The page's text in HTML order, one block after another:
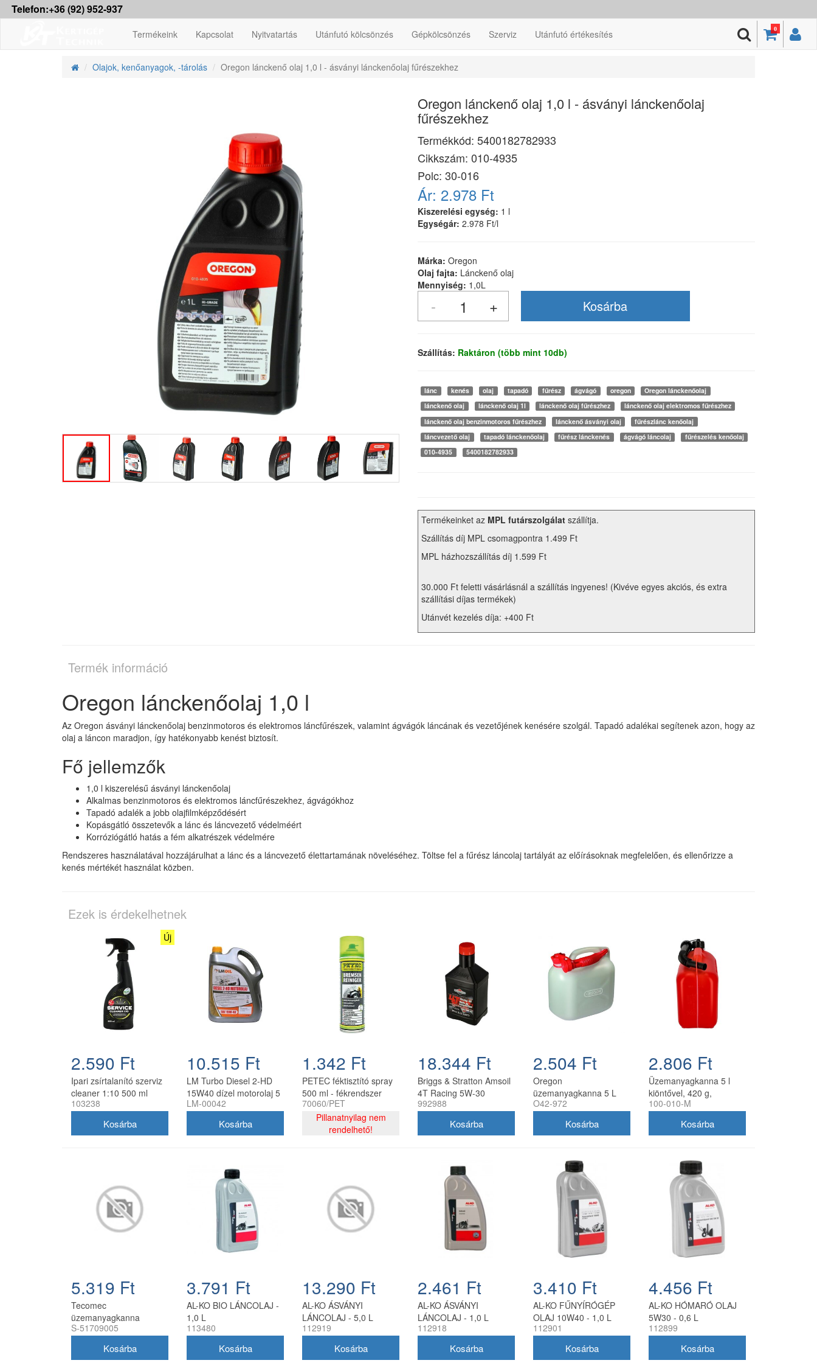
Telefon:+36 (92) 952-937
0
Termékeink Kapcsolat Nyitvatartás Utánfutó kölcsönzés Gépkölcsönzés Szerviz Utánfutó értékesítés
Olajok, kenőanyagok, -tárolás Oregon lánckenő olaj 1,0 l - ásványi lánckenőolaj fűrészekhez
Oregon lánckenő olaj 1,0 l - ásványi lánckenőolaj
fűrészekhez
Termékkód: 5400182782933
Cikkszám: 010-4935
Polc: 30-016
Ár: 2.978 Ft
Kiszerelési egység: 1 l
Egységár: 2.978 Ft/l
Márka: Oregon
Olaj fajta: Lánckenő olaj
Mennyiség: 1,0L
Szállítás: Raktáron (több mint 10db)
lánc kenés olaj tapadó fűrész ágvágó oregon
Oregon lánckenőolaj
lánckenő olaj
lánckenő olaj 1l lánckenő olaj fűrészhez
lánckenő olaj elektromos fűrészhez
lánckenő olaj benzinmotoros fűrészhez
lánckenő ásványi olaj
fűrészlánc kenőolaj
láncvezető olaj
tapadó lánckenőolaj fűrész lánckenés ágvágó láncolaj
fűrészelés kenőolaj
010-4935
5400182782933
Termékeinket az MPL futárszolgálat szállítja.
Szállítás díj MPL csomagpontra 1.499 Ft
MPL házhozszállítás díj 1.599 Ft
30.000 Ft feletti vásárlásnál a szállítás ingyenes! (Kivéve egyes akciós, és extra
szállítási díjas termékek)
Utánvét kezelés díja: +400 Ft
Termék információ
Oregon lánckenőolaj 1,0 l
Az Oregon ásványi lánckenőolaj benzinmotoros és elektromos láncfűrészek, valamint ágvágók láncának és vezetőjének kenésére szolgál. Tapadó adalékai segítenek azon, hogy az
olaj a láncon maradjon, így hatékonyabb kenést biztosít.
Fő jellemzők
1,0 l kiszerelésű ásványi lánckenőolaj
Alkalmas benzinmotoros és elektromos láncfűrészekhez, ágvágókhoz
Tapadó adalék a jobb olajfilmképződésért
Kopásgátló összetevők a lánc és láncvezető védelméért
Korróziógátló hatás a fém alkatrészek védelmére
Rendszeres használatával hozzájárulhat a lánc és a láncvezető élettartamának növeléséhez. Töltse fel a fűrész láncolaj tartályát az előírásoknak megfelelően, és ellenőrizze a
kenés mértékét használat közben.
Ezek is érdekelhetnek
Új
2.590 Ft
Ipari zsírtalanító szerviz
cleaner 1:10 500 ml
szórófejjel
103238
10.515 Ft
LM Turbo Diesel 2-HD
15W40 dízel motorolaj 5
liter
LM-00042
1.342 Ft
PETEC féktisztító spray
500 ml - fékrendszer
tisztító aeroszol
70060/PET
Pillanatnyilag nem
rendelhető!
18.344 Ft
Briggs & Stratton Amsoil
4T Racing 5W-30
szintetikus motorolaj
992988
2.504 Ft
Oregon
üzemanyagkanna 5 L
fehér, rugalmas
O42-972
2.806 Ft
Üzemanyagkanna 5 l
kiöntővel, 420 g,
utángyártott
100-010-M
5.319 Ft
Tecomec
üzemanyagkanna
kiöntőcső szelepes,
S-51709005
3.791 Ft
AL-KO BIO LÁNCOLAJ -
1,0 L
113480
13.290 Ft
AL-KO ÁSVÁNYI
LÁNCOLAJ - 5,0 L
112919
2.461 Ft
AL-KO ÁSVÁNYI
LÁNCOLAJ - 1,0 L
112918
3.410 Ft
AL-KO FŰNYÍRÓGÉP
OLAJ 10W40 - 1,0 L
112901
4.456 Ft
AL-KO HÓMARÓ OLAJ
5W30 - 0,6 L
112899